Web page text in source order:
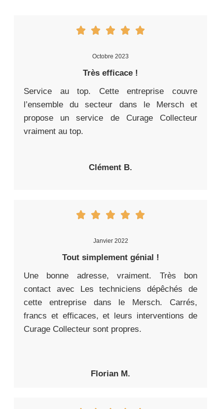
Octobre 2023
Très efficace !
Service au top. Cette entreprise couvre
l’ensemble du secteur dans le Mersch et
propose un service de Curage Collecteur
vraiment au top.
Clément B.
Janvier 2022
Tout simplement génial !
Une bonne adresse, vraiment. Très bon
contact avec Les techniciens dépêchés de
cette entreprise dans le Mersch. Carrés,
francs et efficaces, et leurs interventions de
Curage Collecteur sont propres.
Florian M.